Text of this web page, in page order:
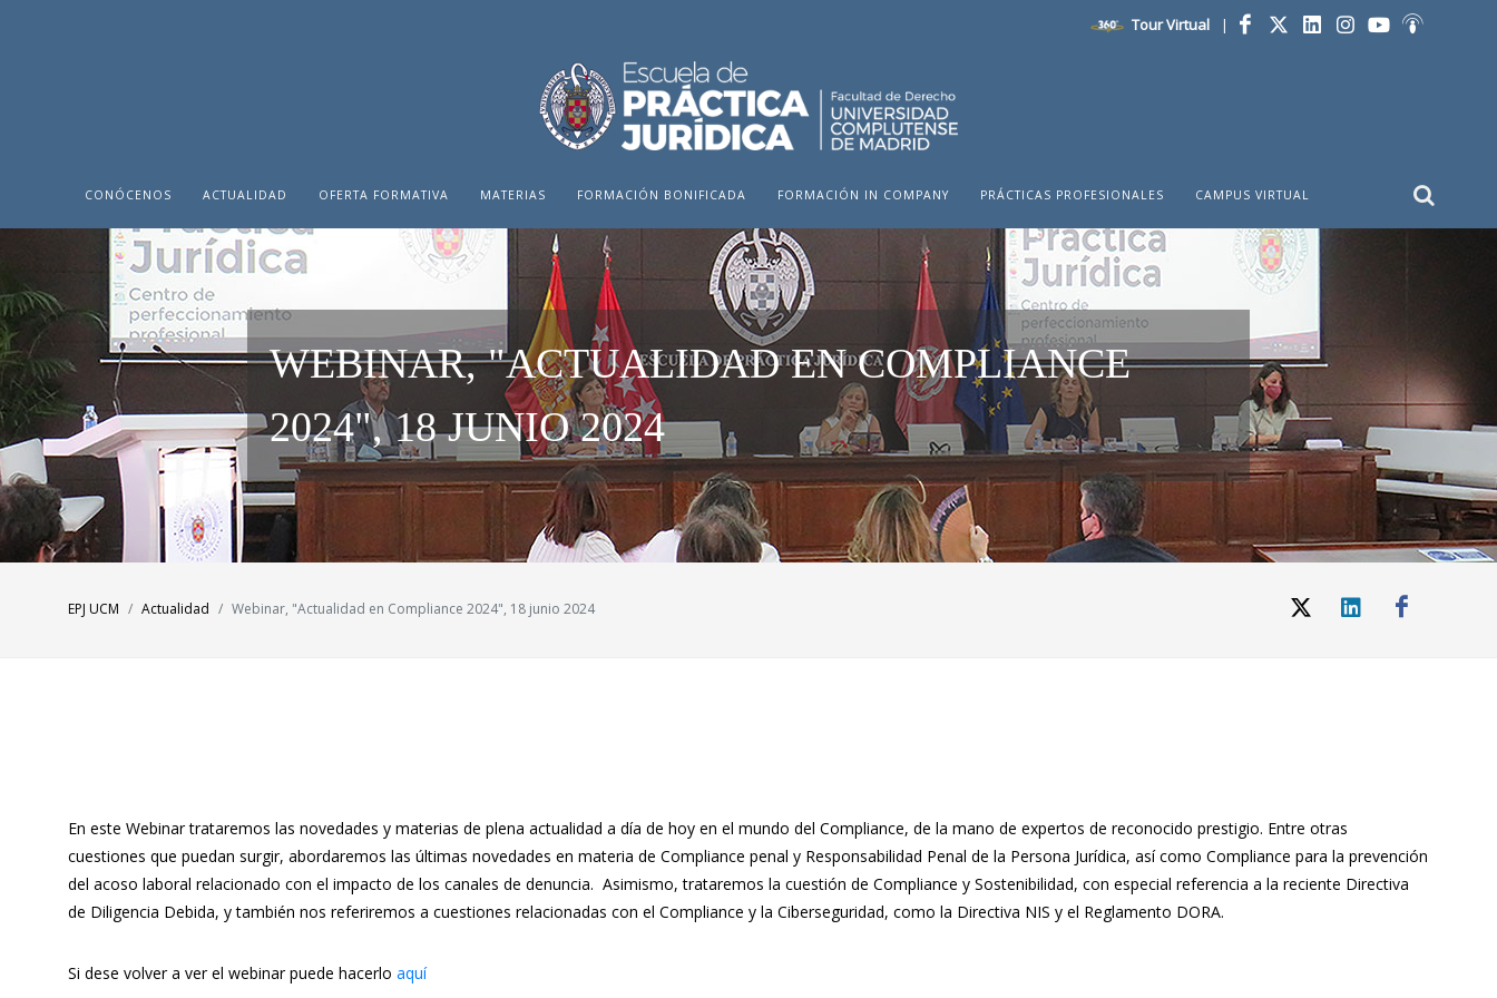
Tour Virtual |
CONÓCENOS ACTUALIDAD OFERTA FORMATIVA MATERIAS FORMACIÓN BONIFICADA FORMACIÓN IN COMPANY PRÁCTICAS PROFESIONALES CAMPUS VIRTUAL
WEBINAR, "ACTUALIDAD EN COMPLIANCE
2024", 18 JUNIO 2024
EPJ UCM Actualidad Webinar, "Actualidad en Compliance 2024", 18 junio 2024
En este Webinar trataremos las novedades y materias de plena actualidad a día de hoy en el mundo del Compliance, de la mano de expertos de reconocido prestigio. Entre otras
cuestiones que puedan surgir, abordaremos las últimas novedades en materia de Compliance penal y Responsabilidad Penal de la Persona Jurídica, así como Compliance para la prevención
del acoso laboral relacionado con el impacto de los canales de denuncia. Asimismo, trataremos la cuestión de Compliance y Sostenibilidad, con especial referencia a la reciente Directiva
de Diligencia Debida, y también nos referiremos a cuestiones relacionadas con el Compliance y la Ciberseguridad, como la Directiva NIS y el Reglamento DORA.
Si dese volver a ver el webinar puede hacerlo aquí